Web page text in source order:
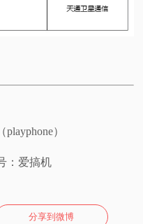
）
：爱搞机
分享到微博